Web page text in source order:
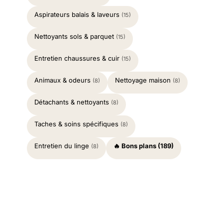
Aspirateurs balais & laveurs (15)
Nettoyants sols & parquet (15)
Entretien chaussures & cuir (15)
Animaux & odeurs (8) Nettoyage maison (8)
Détachants & nettoyants (8)
Taches & soins spécifiques (8)
Entretien du linge (8) 🔥 Bons plans (189)